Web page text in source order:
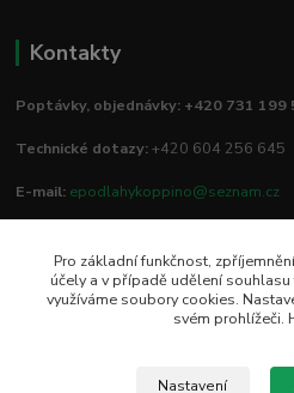
Kontakty
Poptávky, objednávky: +420 731 199
Technické dotazy:+420 604 256 645
E-mail: epodlahykoppino@seznam.cz
Prodejna/vzorkovna:
Studio Podlah
Mírové náměstí 16/15
Pro základní funkčnost,
účely a v případě udělení
využíváme soubory cookies.
svém prohlížeči.
Nastavení